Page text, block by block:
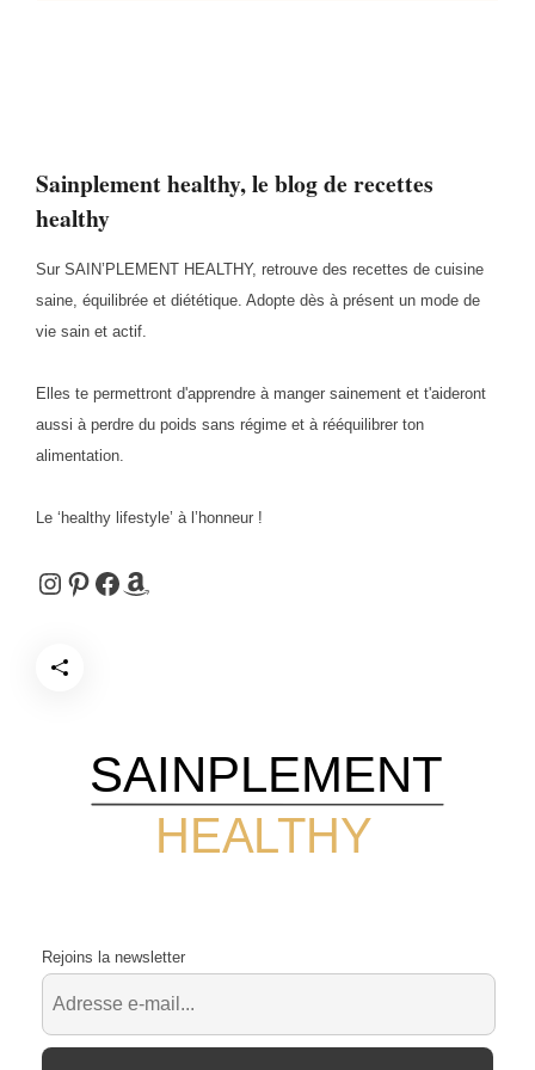
Sainplement healthy, le blog de recettes
healthy
Sur SAIN’PLEMENT HEALTHY, retrouve des recettes de cuisine
saine, équilibrée et diététique. Adopte dès à présent un mode de
vie sain et actif.
Elles te permettront d'apprendre à manger sainement et t'aideront
aussi à perdre du poids sans régime et à rééquilibrer ton
alimentation.
Le ‘healthy lifestyle’ à l’honneur !
Instagram
Pinterest
Facebook
Amazon
HEALTHY
SAINPLEMENT
Rejoins la newsletter